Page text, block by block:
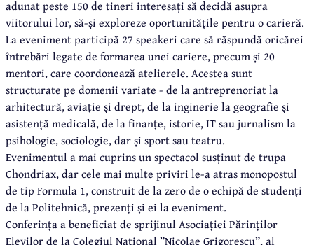
adunat peste 150 de tineri interesați să decidă asupra
viitorului lor, să-și exploreze oportunitățile pentru o carieră.
La eveniment participă 27 speakeri care să răspundă oricărei
întrebări legate de formarea unei cariere, precum și 20
mentori, care coordonează atelierele. Acestea sunt
structurate pe domenii variate - de la antreprenoriat la
arhitectură, aviație și drept, de la inginerie la geografie și
asistență medicală, de la finanțe, istorie, IT sau jurnalism la
psihologie, sociologie, dar și sport sau teatru.
Evenimentul a mai cuprins un spectacol susținut de trupa
Chondriax, dar cele mai multe priviri le-a atras monopostul
de tip Formula 1, construit de la zero de o echipă de studenți
de la Politehnică, prezenți și ei la eveniment.
Conferința a beneficiat de sprijinul Asociației Părinților
Elevilor de la Colegiul Național ”Nicolae Grigorescu”, al